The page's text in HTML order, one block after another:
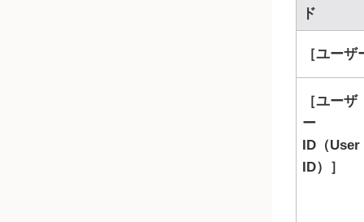
ド
ユーザ
ユーザ
ー
ID（User
ID）